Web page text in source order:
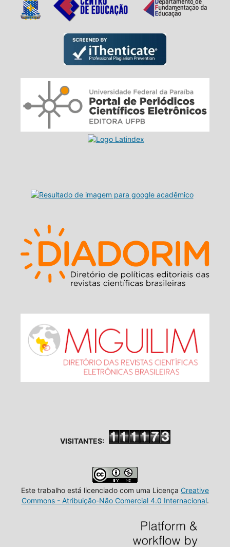
VISITANTES:
Este trabalho está licenciado com uma Licença Creative
Commons - Atribuição-Não Comercial 4.0 Internacional.